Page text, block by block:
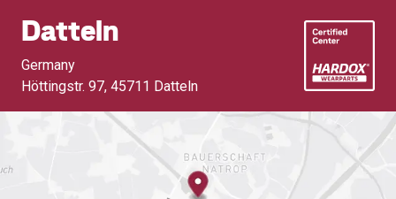
Datteln
Germany
Höttingstr. 97, 45711 Datteln